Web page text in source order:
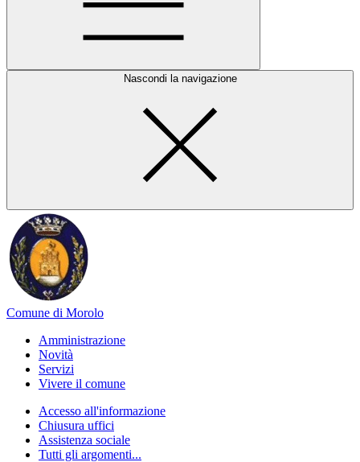
Nascondi la navigazione
Comune di Morolo
Amministrazione
Novità
Servizi
Vivere il comune
Accesso all'informazione
Chiusura uffici
Assistenza sociale
Tutti gli argomenti...